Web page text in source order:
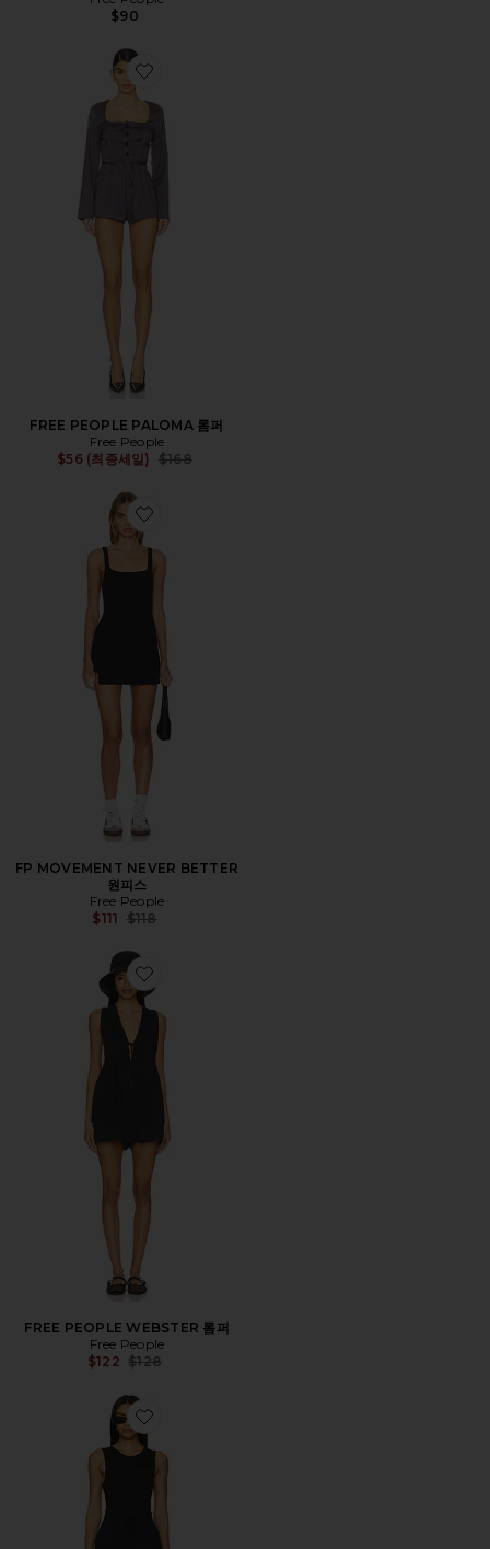
$90
Favorite FREE PEOPLE PALOMA 롬퍼
FREE PEOPLE PALOMA 롬퍼
Free People
$56 (최종세일)
Previous price:
$168
Favorite FP MOVEMENT NEVER BETTER 원피스
FP MOVEMENT NEVER BETTER
원피스
Free People
$111 Previous price:
$118
Favorite FREE PEOPLE WEBSTER 롬퍼
FREE PEOPLE WEBSTER 롬퍼
Free People
$122 Previous price:
$128
Favorite FP MOVEMENT EASY DOES IT 원피스